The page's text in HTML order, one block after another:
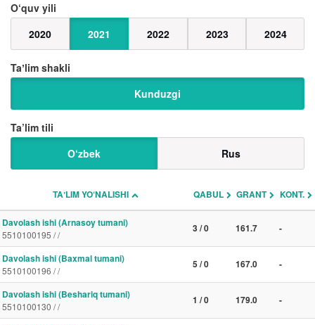
O‘quv yili
2020
2021 2022 2023 2024
Taʼlim shakli
Kunduzgi
Ta’lim tili
O‘zbek
Rus
TAʼLIM YO‘NALISHI QABUL GRANT KONT.
Davolash ishi (Arnasoy tumani)
5510100195 / /
3 / 0 161.7 -
Davolash ishi (Baxmal tumani)
5510100196 / /
5 / 0 167.0 -
Davolash ishi (Beshariq tumani)
5510100130 / /
1 / 0 179.0 -